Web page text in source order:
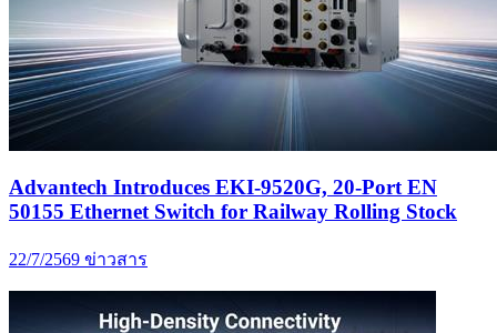
Advantech Introduces EKI-9520G, 20-Port EN
50155 Ethernet Switch for Railway Rolling Stock
22/7/2569 ข่าวสาร